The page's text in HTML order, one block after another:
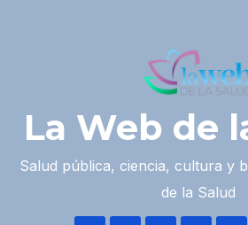
La Web de
Salud pública, ciencia, cultura y
de la Salud